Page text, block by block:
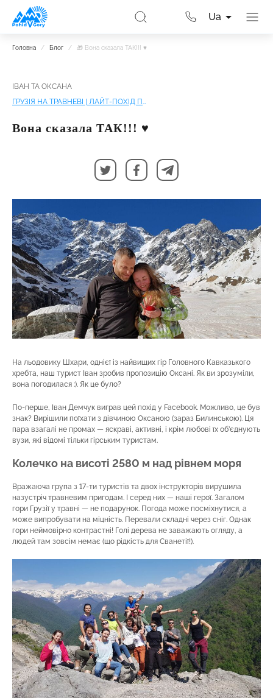
Ua
Головна / Блог / 🎁 Вона сказала ТАК!!! ♥
ІВАН ТА ОКСАНА
ГРУЗІЯ НА ТРАВНЕВІ | ЛАЙТ-ПОХІД ПО СВАНЕТІЇ
Вона сказала ТАК!!! ♥
На льодовику Шхари, однієї із найвищих гір Головного Кавказького
хребта, наш турист Іван зробив пропозицію Оксані. Як ви зрозуміли,
вона погодилася :). Як це було?
По-перше, Іван Демчук виграв цей похід у Facebook. Можливо, це був
знак? Вирішили поїхати з дівчиною Оксаною (зараз Билинською). Ця
пара взагалі не промах — яскраві, активні, і крім любові їх об’єднують
вузи, які відомі тільки гірським туристам.
Колечко на висоті 2580 м над рівнем моря
Вражаюча група з 17-ти туристів та двох інструкторів вирушила
назустріч травневим пригодам. І серед них — наші герої. Загалом
гори Грузії у травні — не подарунок. Погода може посміхнутися, а
може випробувати на міцність. Перевали складні через сніг. Однак
гори неймовірно контрастні! Голі дерева не заважають огляду, а
людей там зовсім немає (що рідкість для Сванетії!).